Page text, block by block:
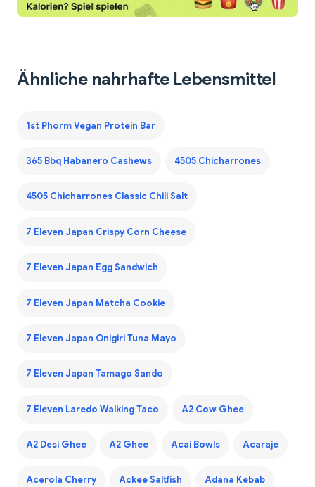
Ähnliche nahrhafte Lebensmittel
1st Phorm Vegan Protein Bar
365 Bbq Habanero Cashews 4505 Chicharrones
4505 Chicharrones Classic Chili Salt
7 Eleven Japan Crispy Corn Cheese
7 Eleven Japan Egg Sandwich
7 Eleven Japan Matcha Cookie
7 Eleven Japan Onigiri Tuna Mayo
7 Eleven Japan Tamago Sando
7 Eleven Laredo Walking Taco A2 Cow Ghee
A2 Desi Ghee A2 Ghee Acai Bowls Acaraje
Acerola Cherry Ackee Saltfish Adana Kebab